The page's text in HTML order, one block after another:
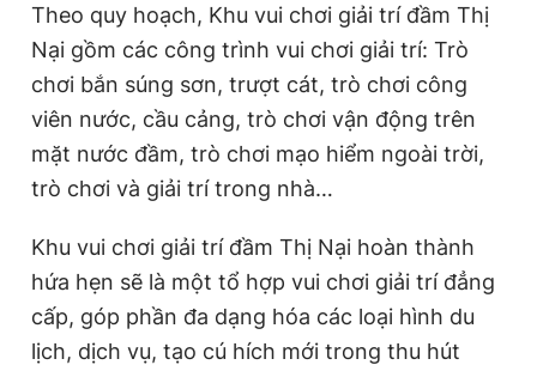
Theo quy hoạch, Khu vui chơi giải trí đầm Thị
Nại gồm các công trình vui chơi giải trí: Trò
chơi bắn súng sơn, trượt cát, trò chơi công
viên nước, cầu cảng, trò chơi vận động trên
mặt nước đầm, trò chơi mạo hiểm ngoài trời,
trò chơi và giải trí trong nhà…
Khu vui chơi giải trí đầm Thị Nại hoàn thành
hứa hẹn sẽ là một tổ hợp vui chơi giải trí đẳng
cấp, góp phần đa dạng hóa các loại hình du
lịch, dịch vụ, tạo cú hích mới trong thu hút